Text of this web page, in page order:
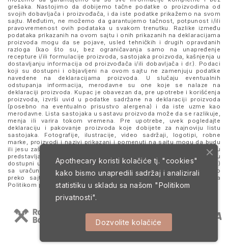
grešaka. Nastojimo da dobijemo tačne podatke o proizvodima od
svojih dobavljača i proizvođača, i da iste podatke prikažemo na svom
sajtu. Međutim, ne možemo da garantujemo tačnost, potpunost i/ili
pravovremenost ovih podataka u svakom trenutku. Razlike između
podataka prikazanih na ovom sajtu i onih prikazanih na deklaracijama
proizvoda mogu da se pojave, usled tehničkih i drugih opravdanih
razloga (kao što su, bez ograničavanja samo na unapređenje
recepture i/ili formulacije proizvoda, sastojaka proizvoda, kašnjenja u
dostavljanju informacija od proizvođača i/ili dobavljača i dr.). Podaci
koji su dostupni i objavljeni na ovom sajtu ne zamenjuju podatke
navedene na deklaracijama proizvoda. U slučaju eventualnih
odstupanja informacija, merodavne su one koje se nalaze na
deklaraciji proizvoda. Kupac je obavezan da, pre upotrebe i korišćenja
proizvoda, izvrši uvid u podatke sadržane na deklaraciji proizvoda
(posebno na eventualno prisustvo alergena) i da iste uzme kao
merodavne. Lista sastojaka u sastavu proizvoda može da se razlikuje,
menja ili varira tokom vremena. Pre upotrebe, uvek pogledajte
deklaraciju i pakovanje proizvoda koje dobijete za najnoviju listu
sastojaka. Fotografije, ilustracije, video sadržaji, logotipi, robne
marke, proizvodi i nazivi prikazani i pomenuti na sajtu mogu da budu
ili jesu zaštitni znaci njihovih kompanija. Proizvodi prikazani na sajtu
predstavljaju deo ponude za poručivanje i ne podrazumeva se da su
dostupni u svakom trenutku. Sve cene su izražene u dinarima (RSD)
sa uračunatim PDV-om, dok je poručivanje omogućeno isključivo
preko sajta. Nastavkom i upotrebom ovog sajta slažete se sa
Politikom privatnostiiUslovima korišćenja i prodaje.
Apothecary koristi kolačiće tj. "cookies"
kako bismo unapredili sadržaj i analizirali
statistiku u skladu sa našom "Politikom
privatnosti".
Dozvolite kolačiće